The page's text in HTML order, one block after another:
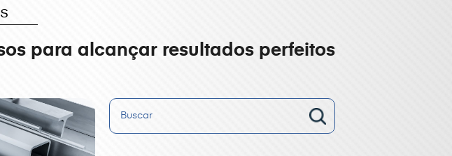
para alcançar resultados perfeitos